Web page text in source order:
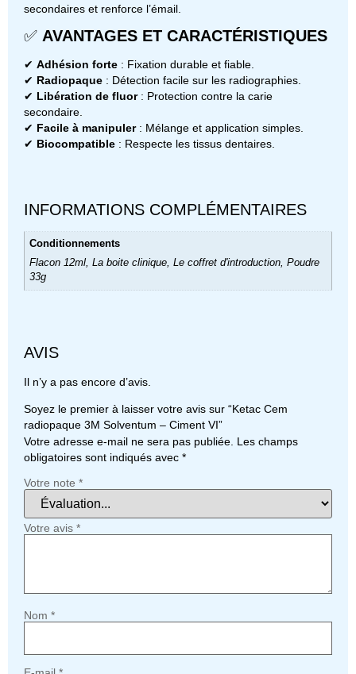
secondaires et renforce l’émail.
✅ AVANTAGES ET CARACTÉRISTIQUES
✔ Adhésion forte : Fixation durable et fiable.
✔ Radiopaque : Détection facile sur les radiographies.
✔ Libération de fluor: Protection contre la carie
secondaire.
✔ Facile à manipuler: Mélange et application simples.
✔ Biocompatible : Respecte les tissus dentaires.
INFORMATIONS COMPLÉMENTAIRES
Conditionnements
Flacon 12ml, La boite clinique, Le coffret d'introduction, Poudre
33g
AVIS
Il n’y a pas encore d’avis.
Soyez le premier à laisser votre avis sur “Ketac Cem
radiopaque 3M Solventum – Ciment VI”
Votre adresse e-mail ne sera pas publiée. Les champs
obligatoires sont indiqués avec *
Votre note *
Votre avis *
Nom *